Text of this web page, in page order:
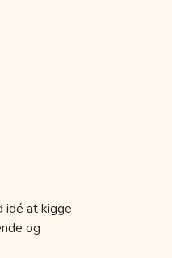
idé at kigge
og